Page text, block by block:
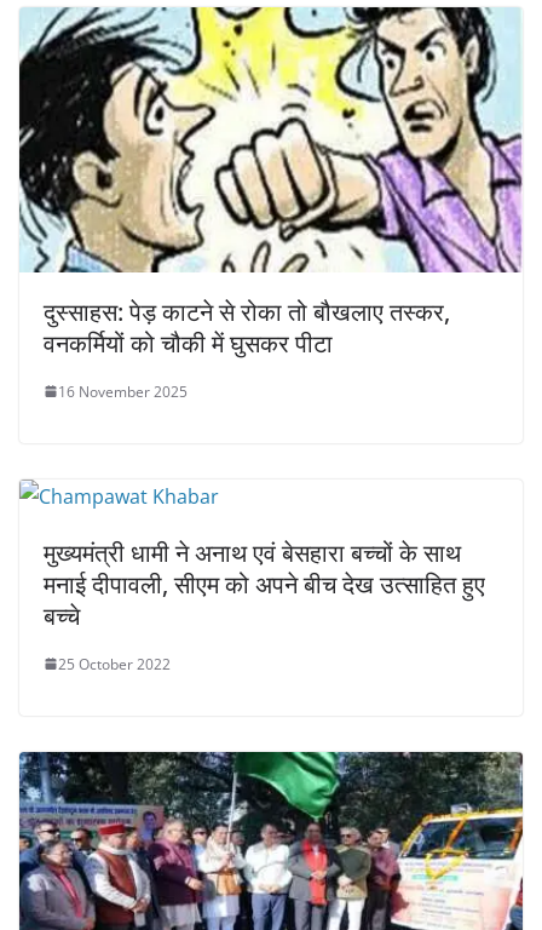
दुस्‍साहस: पेड़ काटने से रोका तो बौखलाए तस्कर,
वनकर्मियों को चौकी में घुसकर पीटा
16 November 2025
मुख्यमंत्री धामी ने अनाथ एवं बेसहारा बच्चों के साथ
मनाई दीपावली, सीएम को अपने बीच देख उत्साहित हुए
बच्चे
25 October 2022